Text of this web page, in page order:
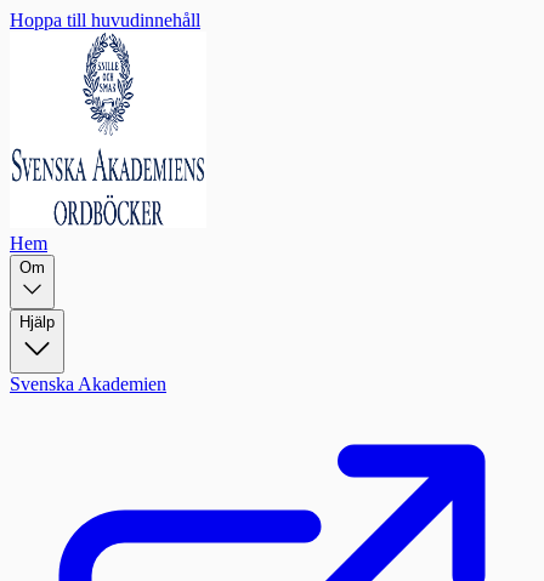
Hoppa till huvudinnehåll
Hem
Om
Hjälp
Svenska Akademien